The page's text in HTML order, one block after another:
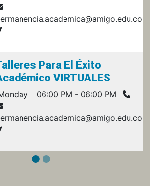
Para El Éxito
VIRTUALES
06:00 PM - 06:00 PM